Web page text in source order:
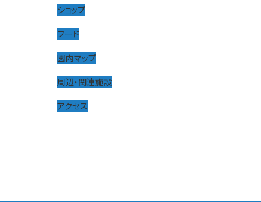
ショップ
フード
園内マップ
周辺・関連施設
アクセス